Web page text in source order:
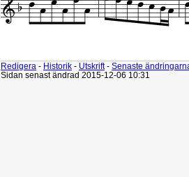
Redigera - Historik - Utskrift- Senaste
Sidan senast ändrad 2015-12-06 10:31